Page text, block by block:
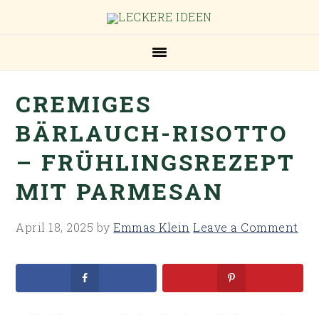
navigation
content
sidebar
CREMIGES
BÄRLAUCH-RISOTTO
– FRÜHLINGSREZEPT
MIT PARMESAN
April 18, 2025 byEmmas Klein Leave a Comment